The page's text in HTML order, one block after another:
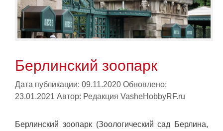
Берлинский зоопарк
Дата публикации: 09.11.2020 Обновлено:
23.01.2021 Автор: Редакция VasheHobbyRF.ru
Берлинский зоопарк (Зоологический сад Берлина,